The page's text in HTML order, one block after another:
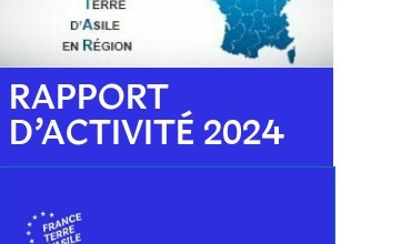
RAPPORT
D’ACTIVITÉ 2024